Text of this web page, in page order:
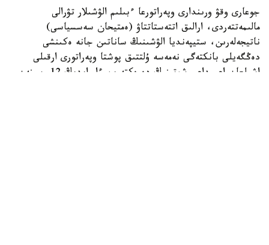
جوعارى وقۋ ورىندارى وپەراتورعا ءبىلىم الۋشىلار تۋرالى
مالىمەتتەردى، ارالىق اتتەستاتتاۋ (ەمتيحان سەسسياسى)
ناتيجەلەرىن، ستيپەنديا الۋشىنىڭ ساناتىن جانە ەكىنشى
دەڭگەيلى بانكتەگى نەمەسە ۇلتتىق پوشتا وپەراتورى ارقىلى
اشىلعان اعىمداعى شوتىنىڭ دەرەكتەرىن ءار ايدىڭ 12-سىنەن